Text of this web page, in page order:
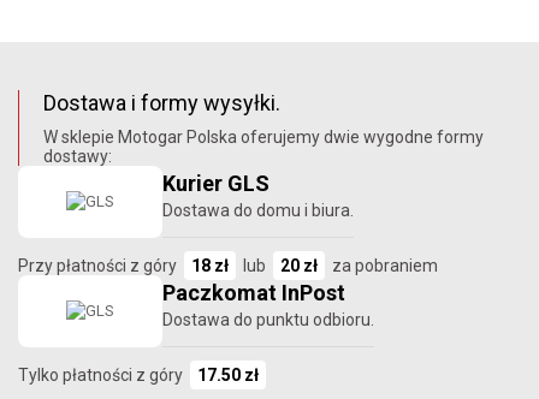
Dostawa i formy wysyłki.
W sklepie Motogar Polska oferujemy dwie wygodne formy
dostawy:
Kurier GLS
Dostawa do domu i biura.
Przy płatności z góry 18 zł lub 20 zł za pobraniem
Paczkomat InPost
Dostawa do punktu odbioru.
Tylko płatności z góry 17.50 zł